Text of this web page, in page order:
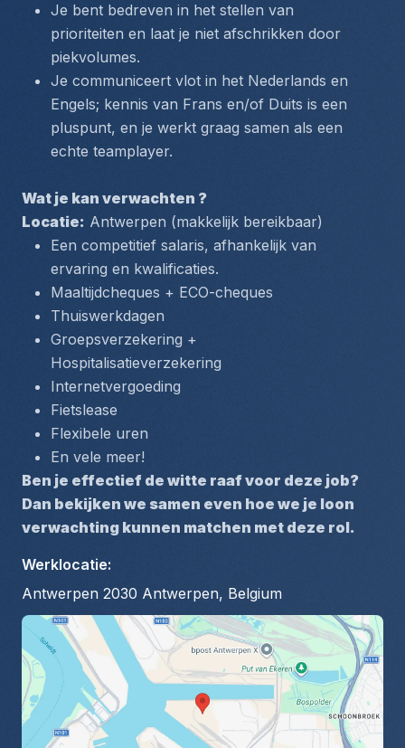
Je bent bedreven in het stellen van
prioriteiten en laat je niet afschrikken door
piekvolumes.
Je communiceert vlot in het Nederlands en
Engels; kennis van Frans en/of Duits is een
pluspunt, en je werkt graag samen als een
echte teamplayer.
Wat je kan verwachten ?
Locatie: Antwerpen (makkelijk bereikbaar)
Een competitief salaris, afhankelijk van
ervaring en kwalificaties.
Maaltijdcheques + ECO-cheques
Thuiswerkdagen
Groepsverzekering +
Hospitalisatieverzekering
Internetvergoeding
Fietslease
Flexibele uren
En vele meer!
Ben je effectief de witte raaf voor deze job?
Dan bekijken we samen even hoe we je loon
verwachting kunnen matchen met deze rol.
Werklocatie:
Antwerpen 2030 Antwerpen, Belgium